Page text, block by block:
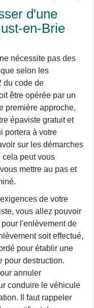
d'une
en-Brie
nécessite pas des
selon les
du code de
être opérée par un
première approche,
épaviste gratuit et
portera à votre
sur les démarches
cela peut vous
mettre au pas et
de votre
vous allez pouvoir
l'enlèvement de
soit effectué,
pour établir une
pour destruction.
annuler
conduire le véhicule
Il faut rappeler